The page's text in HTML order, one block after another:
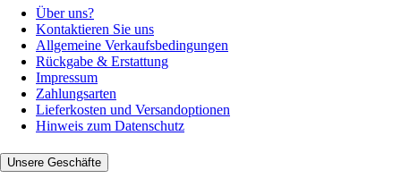
Über uns?
Kontaktieren Sie uns
Allgemeine Verkaufsbedingungen
Rückgabe & Erstattung
Impressum
Zahlungsarten
Lieferkosten und Versandoptionen
Hinweis zum Datenschutz
Unsere Geschäfte